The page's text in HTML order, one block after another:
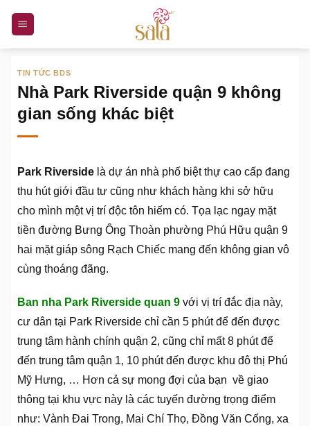
nội
TIN TỨC BDS
Nhà Park Riverside quận 9 không
gian sống khác biệt
Park Riverside là dự án nhà phố biệt thự cao cấp đang
thu hút giới đầu tư cũng như khách hàng khi sở hữu
cho mình một vị trí độc tôn hiếm có. Tọa lạc ngay mặt
tiền đường Bưng Ông Thoàn phường Phú Hữu quận 9
hai mặt giáp sông Rạch Chiếc mang đến không gian vô
cùng thoáng đãng.
Ban nha Park Riverside quan 9 với vị trí đắc địa này,
cư dân tại Park Riverside chỉ cần 5 phút để đến được
trung tâm hành chính quận 2, cũng chỉ mất 8 phút để
đến trung tâm quận 1, 10 phút đến được khu đô thị Phú
Mỹ Hưng, … Hơn cả sự mong đợi của bạn về giao
thông tại khu vực này là các tuyến đường trọng điểm
như: Vành Đai Trong, Mai Chí Thọ, Đồng Văn Cống, xa